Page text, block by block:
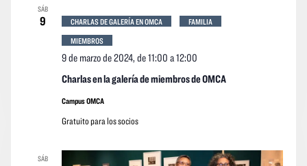
SÁB
9
Charlas en la galería de miembros de OMCA
9 de marzo de 2024, de 11:00 a12:00
CHARLAS DE GALERÍA EN OMCA
FAMILIA
MIEMBROS
Campus OMCA
Gratuito para los socios
SÁB